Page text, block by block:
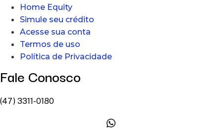
Home Equity
Simule seu crédito
Acesse sua conta
Termos de uso
Política de Privacidade
Fale Conosco
(47) 3311-0180